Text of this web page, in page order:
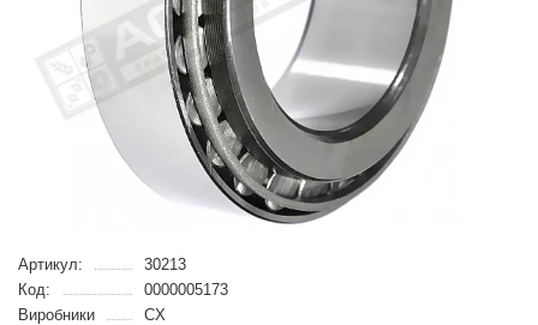
Артикул:
30213
Код:
0000005173
Виробники
CX